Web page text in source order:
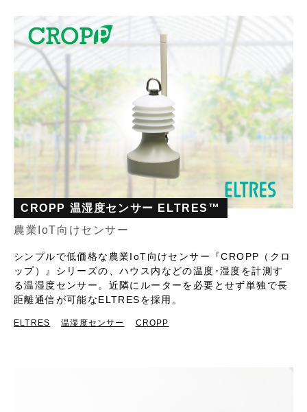
CROPP 温湿度センサー ELTRES™
農業IoT向けセンサー
シンプルで低価格な農業IoT向けセンサー『CROPP（クロ
ップ）』シリーズの、ハウス内などの温度･湿度を計測す
る温湿度センサー。近隣にルーターを必要とせず単独で長
距離通信が可能なELTRESを採用。
ELTRES 温湿度センサー CROPP